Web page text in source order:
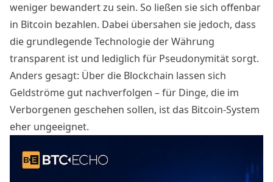
weniger bewandert zu sein. So ließen sie sich offenbar
in Bitcoin bezahlen. Dabei übersahen sie jedoch, dass
die grundlegende Technologie der Währung
transparent ist und lediglich für Pseudonymität sorgt.
Anders gesagt: Über die Blockchain lassen sich
Geldströme gut nachverfolgen – für Dinge, die im
Verborgenen geschehen sollen, ist das Bitcoin-System
eher ungeeignet.